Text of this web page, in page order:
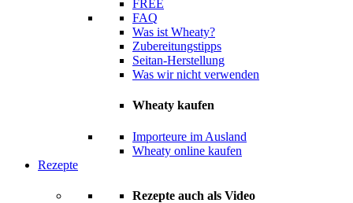
FREE
FAQ
Was ist Wheaty?
Zubereitungstipps
Seitan-Herstellung
Was wir nicht verwenden
Wheaty kaufen
Importeure im Ausland
Wheaty online kaufen
Rezepte
Rezepte auch als Video